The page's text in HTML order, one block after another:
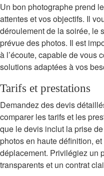
Un bon photographe prend
attentes et vos objectifs. Il
déroulement de la soirée, le
prévue des photos. Il est
à l’écoute, capable de vous
solutions adaptées à vos
Tarifs et prestations
Demandez des devis
comparer les tarifs et les
que le devis inclut la prise
photos en haute définition,
déplacement. Privilégiez un
transparents et un contrat